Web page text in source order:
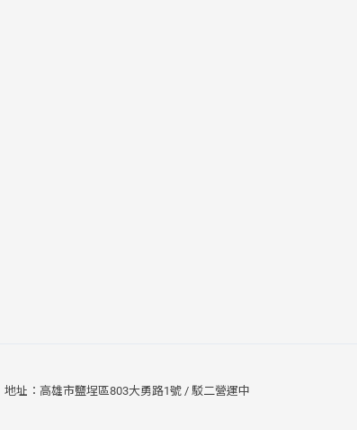
地址：高雄市鹽埕區803大勇路1號 / 駁二營運中